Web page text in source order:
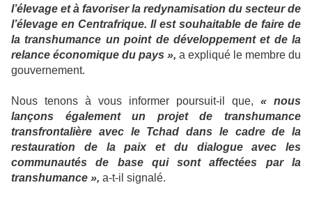
l’élevage et à favoriser la redynamisation du secteur de
l’élevage en Centrafrique. Il est souhaitable de faire de
la transhumance un point de développement et de la
relance économique du pays », a expliqué le membre du
gouvernement.
Nous tenons à vous informer poursuit-il que, « nous
lançons également un projet de transhumance
transfrontalière avec le Tchad dans le cadre de la
restauration de la paix et du dialogue avec les
communautés de base qui sont affectées par la
transhumance », a-t-il signalé.